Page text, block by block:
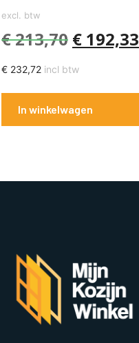
excl. btw
€213,70 € 192,33
€ 232,72 incl btw
In winkelwagen